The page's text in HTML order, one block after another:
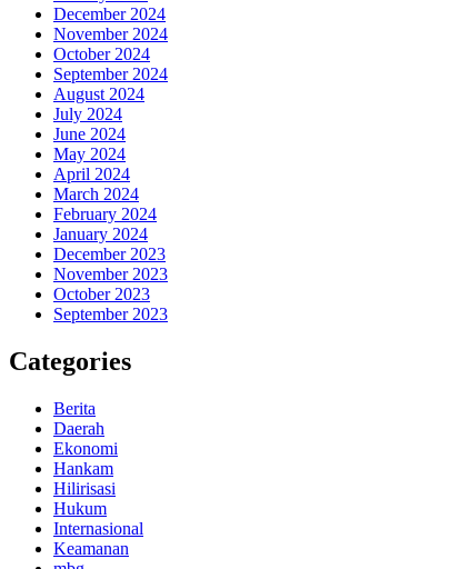
December 2024
November 2024
October 2024
September 2024
August 2024
July 2024
June 2024
May 2024
April 2024
March 2024
February 2024
January 2024
December 2023
November 2023
October 2023
September 2023
Categories
Berita
Daerah
Ekonomi
Hankam
Hilirisasi
Hukum
Internasional
Keamanan